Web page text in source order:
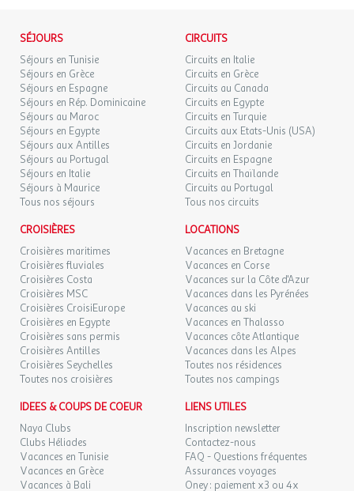
Surface (m²) : 28
Télévision.
Chambre Double - Terrasse ou Balcon - Vue Mer - Petit-
déjeuner inclus
Chambre Double dans un établissement adults only :
Séjour.
Chambre avec lit double.
Salle de bains ou de douche et WC.
L'équipement comprend la climatisation, une bouilloire, un
coffre-fort, individuel, un mini-bar, un sèche-cheveux et une
télévision (avec chaînes nationales et internationales).
Chauffage
Climatisation
Cuisine
Nombre de chambres : 1
Nombre de lit double : 1
Nombre Salle de bain : 1
Surface (m²) : 30
Télévision
Vue : mer .
l'agence et le voyagiste ne pourraient être considérés comme
responsables en cas de refus d'entrée sur le territoire par les
autorités locales. L'autorisation de sortie du territoire est
nécessaire pour tout mineur voyageant sans l'un de ses parents
titulaires de l'autorité parentale.
Exactitude des identités :
Les voyageurs doivent s'assurer de l'exactitude des identités
(noms de famille, nom de naissance, prénom, date de naissance,
etc.) de chaque participants au voyage.
SÉJOURS
Séjours en Tunisie
Séjours en Grèce
Séjours en Espagne
Séjours en Rép. Dominicaine
Séjours au Maroc
Séjours en Egypte
Séjours aux Antilles
Séjours au Portugal
Séjours en Italie
Séjours à Maurice
Tous nos séjours
CIRCUITS
Circuits en Italie
Circuits en Grèce
Circuits au Canada
Circuits en Egypte
Circuits en Turquie
Circuits aux Etats-Unis (USA)
Circuits en Jordanie
Circuits en Espagne
Circuits en Thaïlande
Circuits au Portugal
Tous nos circuits
CROISIÈRES
Croisières maritimes
Croisières fluviales
Croisières Costa
Croisières MSC
Croisières CroisiEurope
Croisières en Egypte
Croisières sans permis
Croisières Antilles
Croisières Seychelles
Toutes nos croisières
LOCATIONS
Vacances en Bretagne
Vacances en Corse
Vacances sur la Côte d'Azur
Vacances dans les Pyrénées
Vacances au ski
Vacances en Thalasso
Vacances côte Atlantique
Vacances dans les Alpes
Toutes nos résidences
Toutes nos campings
IDEES & COUPS DE COEUR
Naya Clubs
Clubs Héliades
Vacances en Tunisie
Vacances en Grèce
Vacances à Bali
LIENS UTILES
Inscription newsletter
Contactez-nous
FAQ - Questions fréquentes
Assurances voyages
Oney : paiement x3 ou 4x